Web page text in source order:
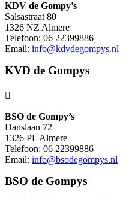
KDV de Gompy’s
Salsastraat 80
1326 NZ Almere
Telefoon: 06 22399886
Email: info@kdvdegompys.nl
KVD de Gompys

BSO de Gompy’s
Danslaan 72
1326 PL Almere
Telefoon: 06 22399886
Email: info@bsodegompys.nl
BSO de Gompys